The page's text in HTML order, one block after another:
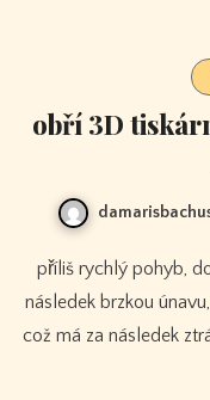
obří 3D
příliš rychlý pohyb, dokonce i za ideálních podmínek, má za
následek brzkou
což má za následek